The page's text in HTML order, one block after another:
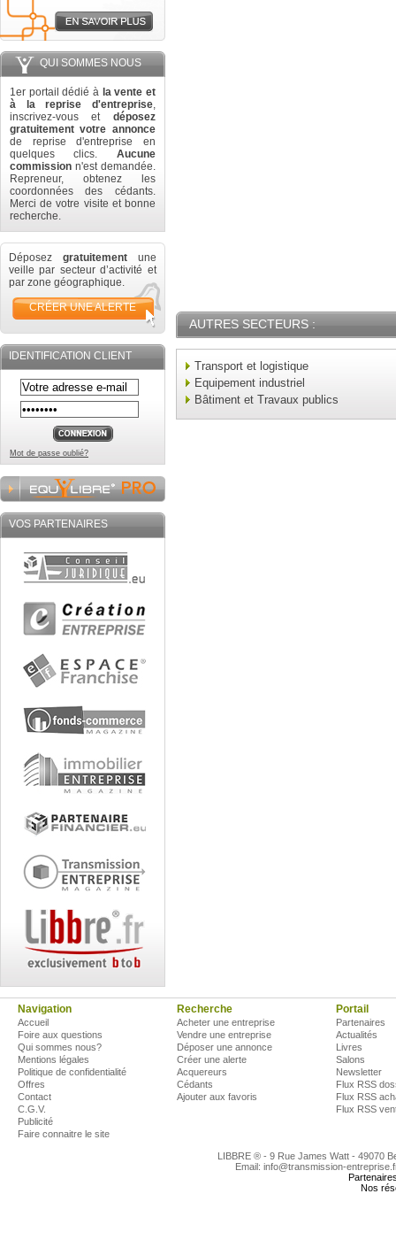
QUI SOMMES NOUS
1er portail dédié à la vente et
à la reprise d'entreprise,
inscrivez-vous et déposez
gratuitement votre annonce
de reprise d'entreprise en
quelques clics. Aucune
commission n'est demandée.
Repreneur, obtenez les
coordonnées des cédants.
Merci de votre visite et bonne
recherche.
Déposez gratuitement une
veille par secteur d’activité et
par zone géographique.
CRÉER UNE ALERTE
IDENTIFICATION CLIENT
Mot de passe oublié?
VOS PARTENAIRES
AUTRES SECTEURS :
Transport et logistique
Equipement industriel
Bâtiment et Travaux publics
Navigation
Accueil
Foire aux questions
Qui sommes nous?
Mentions légales
Politique de confidentialité
Offres
Contact
C.G.V.
Publicité
Faire connaitre le site
Recherche
Acheter une entreprise
Vendre une entreprise
Déposer une annonce
Créer une alerte
Acquereurs
Cédants
Ajouter aux favoris
Portail
Partenaires
Actualités
Livres
Salons
Newsletter
Flux RSS
Flux RSS
Flux RSS
LIBBRE ® - 9 Rue James Watt - 49070
Email: info@transmission-
Nos